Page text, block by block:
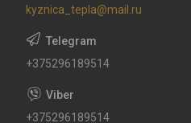
kyznica_tepla@mail.ru
+375296189514
+375296189514